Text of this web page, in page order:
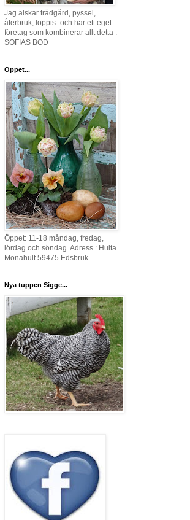
Jag älskar trädgård, pyssel,
återbruk, loppis- och har ett eget
företag som kombinerar allt detta :
SOFIAS BOD
Öppet...
Öppet: 11-18 måndag, fredag,
lördag och söndag. Adress : Hulta
Monahult 59475 Edsbruk
Nya tuppen Sigge...